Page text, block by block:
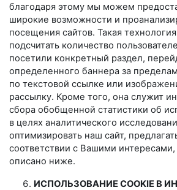
благодаря этому мы можем
широкие возможности и
посещения сайтов. Такая
подсчитать количество
посетили конкретный раздел,
определенного баннера за
по текстовой ссылке или
рассылку. Кроме того, она служит
сбора обобщенной статистики об
в целях аналитического
оптимизировать наш сайт,
соответствии с Вашими
описано ниже.
ИСПОЛЬЗОВАНИЕ COOKIE В